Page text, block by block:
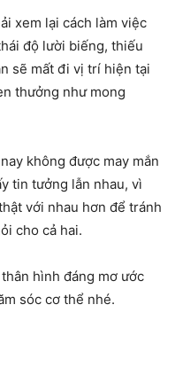
xem lại cách làm việc
độ lười biếng, thiếu
sẽ mất đi vị trí hiện tại
thưởng như mong
không được may mắn
tin tưởng lẫn nhau, vì
với nhau hơn để tránh
cho cả hai.
hình đáng mơ ước
sóc cơ thể nhé.